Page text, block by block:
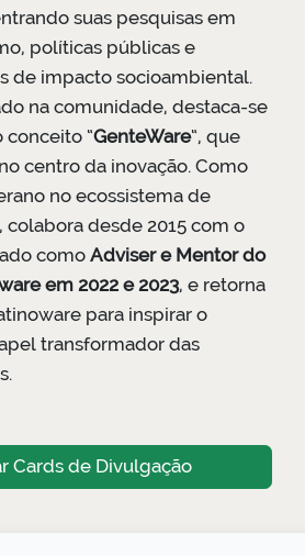
suas pesquisas em
políticas públicas e
de impacto socioambiental.
na comunidade, destaca-se
“GenteWare“, que
centro da inovação. Como
no ecossistema de
desde 2015 com o
como Adviser e Mentor do
em 2022 e 2023, e retorna
para inspirar o
transformador das
Cards de Divulgação